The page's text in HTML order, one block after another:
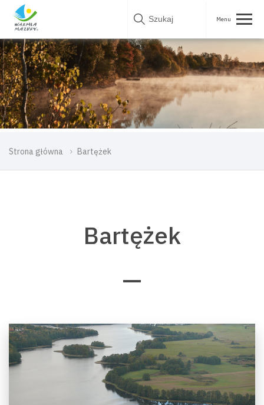
Skip
Strona główna Bartężek
Bartężek